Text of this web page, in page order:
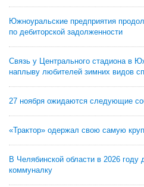
Южноуральские предприятия
по дебиторской задолженности
Связь у Центрального стадиона в
наплыву любителей зимних видов
27 ноября ожидаются следующие
«Трактор» одержал свою самую
В Челябинской области в 2026
коммуналку